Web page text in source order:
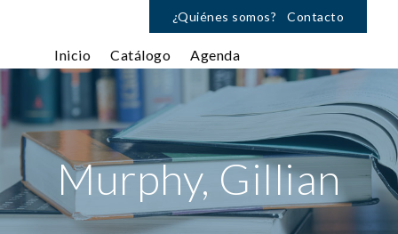
¿Quiénes somos? Contacto
Inicio Catálogo Agenda
Murphy, Gillian